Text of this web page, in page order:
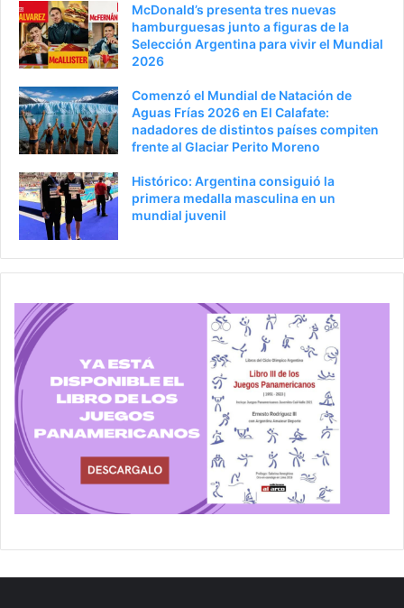
o
r
i
n
McDonald’s presenta tres nuevas
hamburguesas junto a figuras de la
Selección Argentina para vivir el Mundial
2026
Comenzó el Mundial de Natación de
Aguas Frías 2026 en El Calafate:
nadadores de distintos países compiten
frente al Glaciar Perito Moreno
Histórico: Argentina consiguió la
primera medalla masculina en un
mundial juvenil